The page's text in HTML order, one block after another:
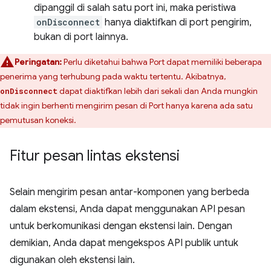
dipanggil di salah satu port ini, maka peristiwa
onDisconnect hanya diaktifkan di port pengirim,
bukan di port lainnya.
Peringatan:Perlu diketahui bahwa Port dapat memiliki beberapa
penerima yang terhubung pada waktu tertentu. Akibatnya,
onDisconnect dapat diaktifkan lebih dari sekali dan Anda mungkin
tidak ingin berhenti mengirim pesan di Port hanya karena ada satu
pemutusan koneksi.
Fitur pesan lintas ekstensi
Selain mengirim pesan antar-komponen yang berbeda
dalam ekstensi, Anda dapat menggunakan API pesan
untuk berkomunikasi dengan ekstensi lain. Dengan
demikian, Anda dapat mengekspos API publik untuk
digunakan oleh ekstensi lain.